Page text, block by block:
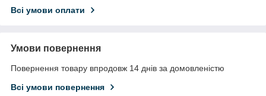
Всі умови оплати
Умови повернення
Повернення товару впродовж 14 днів за домовленістю
Всі умови повернення